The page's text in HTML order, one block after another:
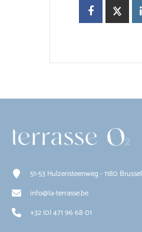
51-53 Hulzensteenweg - 1180 Brussel
info@la-terrasse.be
+32 (0) 471 96 68 01